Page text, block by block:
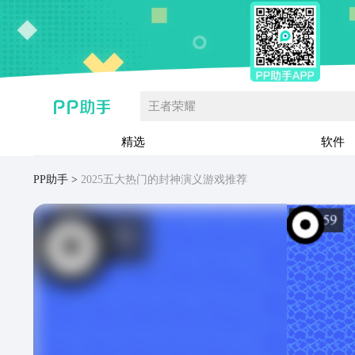
王者荣耀
精选 软件
PP助手 2025五大热门的封神演义游戏推荐